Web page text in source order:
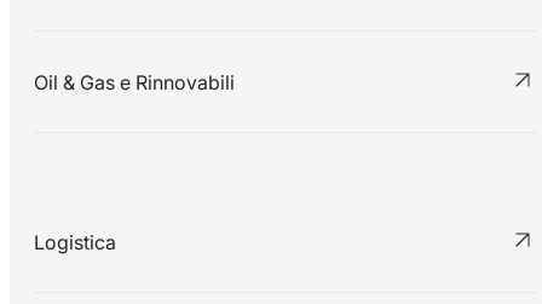
Oil & Gas e Rinnovabili
Logistica